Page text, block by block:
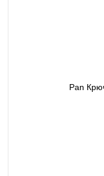
Pan